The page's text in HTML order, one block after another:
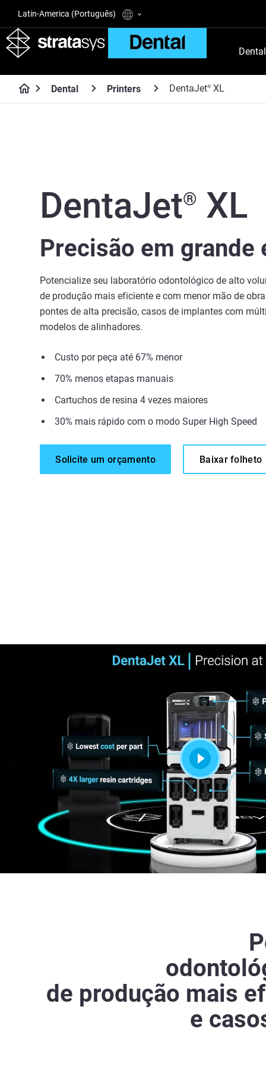
Latin-America (Português)
Dental Printers DentaJet® XL
DentaJet® XL
Precisão em grande
Potencialize seu laboratório odontológico de alto
de produção mais eficiente e com menor mão de
pontes de alta precisão, casos de implantes com
modelos de alinhadores.
Custo por peça até 67% menor
70% menos etapas manuais
Cartuchos de resina 4 vezes maiores
30% mais rápido com o modo Super High Speed
Solicite um orçamento Baixar folheto
de produção mais
e